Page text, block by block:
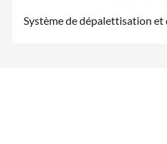
Système de dépalettisation